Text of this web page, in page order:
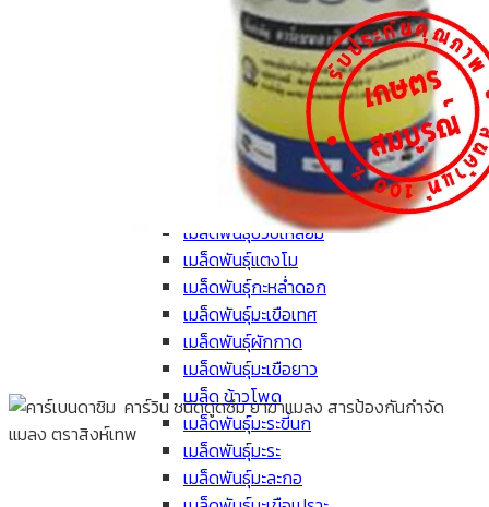
เมล็ดพันธุ์แตงกวา
เมล็ดพันธุ์แตงร้าน
เมล็ดพันธุ์แฟง
เมล็ดพันธุ์ถั่วฝักยาว
เมล็ดพันธุ์ถั่วพู
เมล็ดพันธุ์พริก
เมล็ดพันธุ์ฟักทอง
เมล็ดพันธุ์กระเจี๊ยบ
เมล็ดพันธุ์บวบเหลี่ยม
เมล็ดพันธุ์แตงโม
เมล็ดพันธุ์กะหล่ำดอก
เมล็ดพันธุ์มะเขือเทศ
เมล็ดพันธุ์ผักกาด
เมล็ดพันธุ์มะเขือยาว
เมล็ด ข้าวโพด
เมล็ดพันธุ์มะระขี้นก
เมล็ดพันธุ์มะระ
เมล็ดพันธุ์มะละกอ